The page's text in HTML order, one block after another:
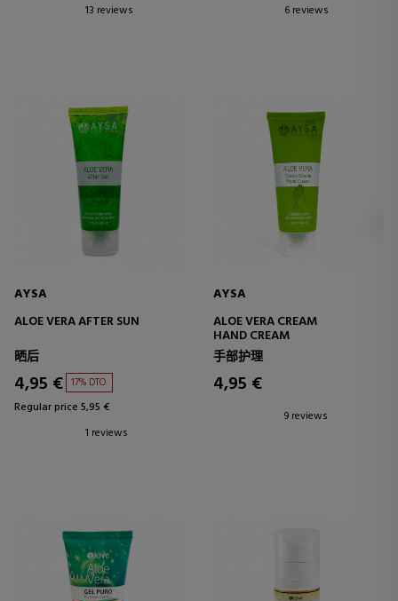
13 reviews
6 reviews
AYSA
ALOE VERA AFTER SUN
晒后
4,95 € 17% DTO.
Regular price 5,95 €
1 reviews
AYSA
ALOE VERA CREAM
HAND CREAM
手部护理
4,95 €
9 reviews